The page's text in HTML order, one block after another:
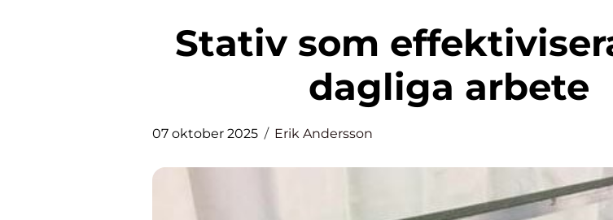
Stativ som effektiviserar ditt
dagliga arbete
07 oktober 2025 Erik Andersson